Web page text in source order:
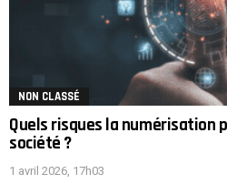
NON CLASSÉ
Quels risques la numérisation
société ?
1 avril 2026, 17h03